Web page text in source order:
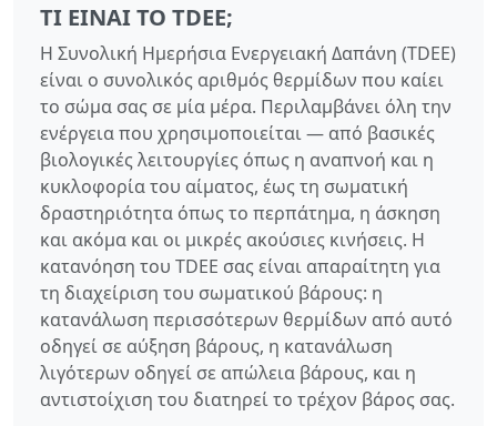
ΤΙ ΕΊΝΑΙ ΤΟ TDEE;
Η Συνολική Ημερήσια Ενεργειακή Δαπάνη (TDEE)
είναι ο συνολικός αριθμός θερμίδων που καίει
το σώμα σας σε μία μέρα. Περιλαμβάνει όλη την
ενέργεια που χρησιμοποιείται — από βασικές
βιολογικές λειτουργίες όπως η αναπνοή και η
κυκλοφορία του αίματος, έως τη σωματική
δραστηριότητα όπως το περπάτημα, η άσκηση
και ακόμα και οι μικρές ακούσιες κινήσεις. Η
κατανόηση του TDEE σας είναι απαραίτητη για
τη διαχείριση του σωματικού βάρους: η
κατανάλωση περισσότερων θερμίδων από αυτό
οδηγεί σε αύξηση βάρους, η κατανάλωση
λιγότερων οδηγεί σε απώλεια βάρους, και η
αντιστοίχιση του διατηρεί το τρέχον βάρος σας.